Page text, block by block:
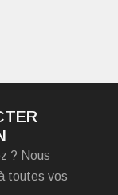
? Nous
toutes vos